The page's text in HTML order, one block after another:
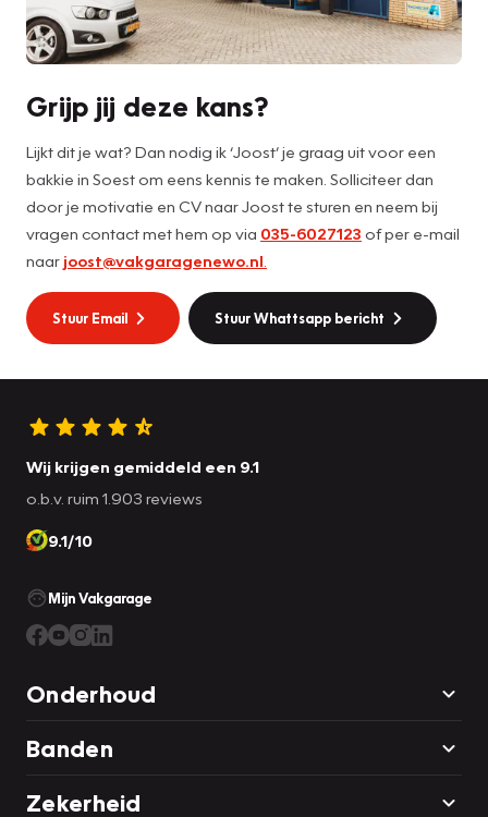
Grijp jij deze kans?
Lijkt dit je wat? Dan nodig ik ‘Joost’ je graag uit voor een
bakkie in Soest om eens kennis te maken. Solliciteer dan
door je motivatie en CV naar Joost te sturen en neem bij
vragen contact met hem op via 035-6027123 of per e-mail
naar joost@vakgaragenewo.nl
Stuur Email Stuur Whattsapp bericht
Wij krijgen gemiddeld een 9.1
o.b.v. ruim 1.903 reviews
9.1/10
Mijn Vakgarage
Onderhoud
Banden
Zekerheid